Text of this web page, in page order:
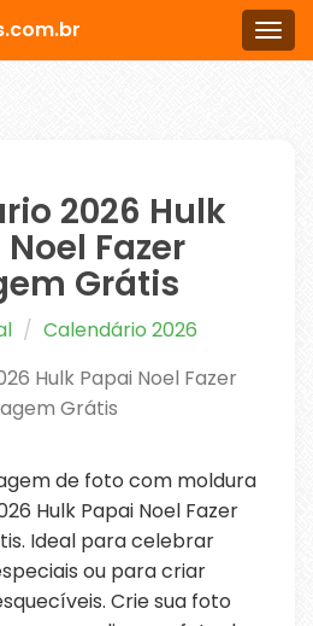
Menu
2026 Hulk
Fazer
Grátis
Calendário 2026
Hulk Papai Noel Fazer
Grátis
de foto com moldura
Hulk Papai Noel Fazer
Ideal para celebrar
ou para criar
Crie sua foto